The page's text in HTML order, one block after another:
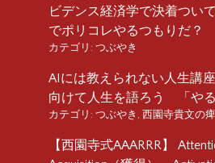
ビデンス経済学で決着つい
でポリコレやるつもりだ？
カテゴリ: つぶやき
AIには教えられない人生講
向けて人生を語ろう 「やる
カテゴリ: つぶやき , 西園寺貴文の
【西園寺式AAARRR】